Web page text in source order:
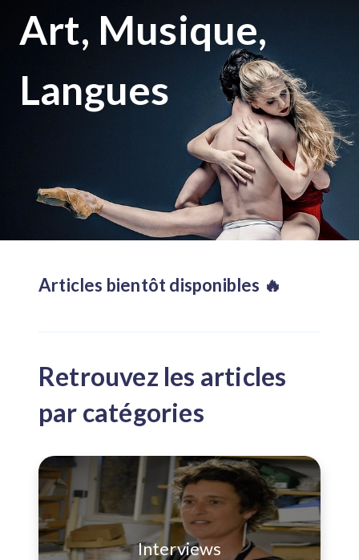
Art, Musique,
Langues
Articles bientôt disponibles 🔥
Retrouvez les articles
par catégories
Interviews